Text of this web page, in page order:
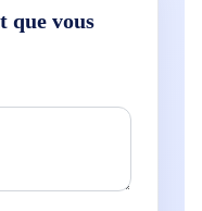
que vous